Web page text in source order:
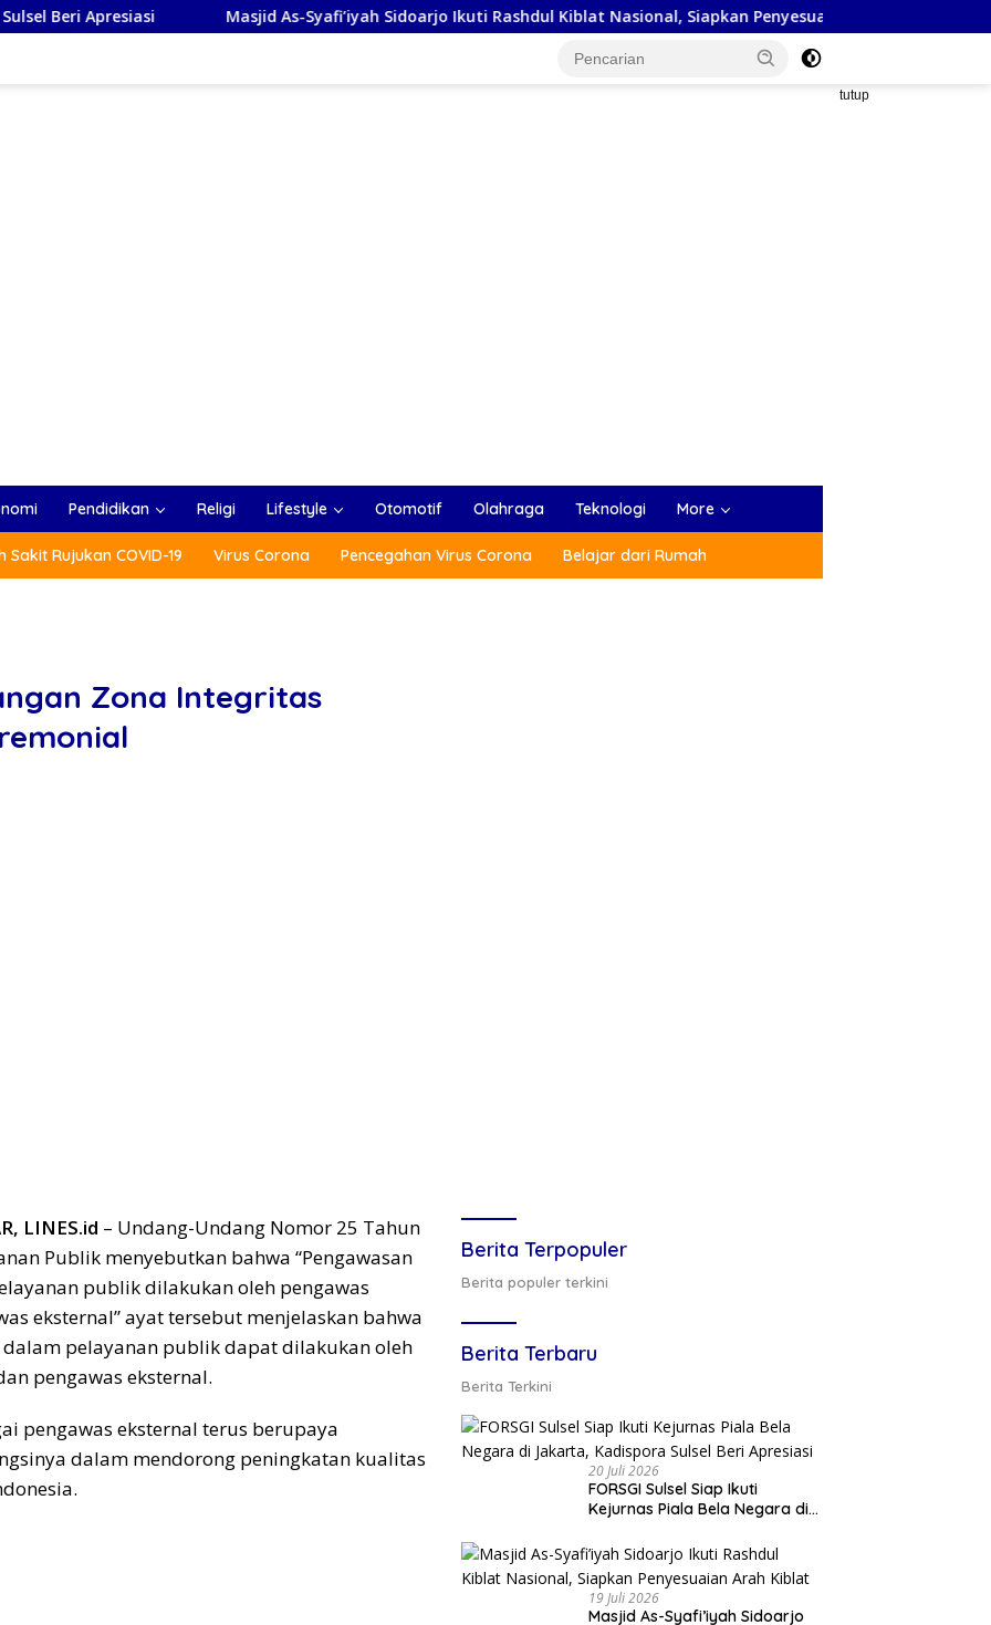
Masjid As-Syafi’iyah Sidoarjo Ikuti Rashdul Kiblat Nasional, Siapkan Penyesuaian Arah Kiblat
tutup
Pendidikan Religi Lifestyle Otomotif Olahraga Teknologi More
Rujukan COVID-19 Virus Corona Pencegahan Virus Corona Belajar dari Rumah
Zona Integritas
LINES.id – Undang-Undang Nomor 25 Tahun
Publik menyebutkan bahwa “Pengawasan
publik dilakukan oleh pengawas
eksternal” ayat tersebut menjelaskan bahwa
pelayanan publik dapat dilakukan oleh
pengawas eksternal.
pengawas eksternal terus berupaya
dalam mendorong peningkatan kualitas
Berita Terpopuler
Berita populer terkini
Berita Terbaru
Berita Terkini
20 Juli 2026
FORSGI Sulsel Siap Ikuti
Kejurnas Piala Bela Negara di
Apresiasi
19 Juli 2026
Masjid As-Syafi’iyah Sidoarjo